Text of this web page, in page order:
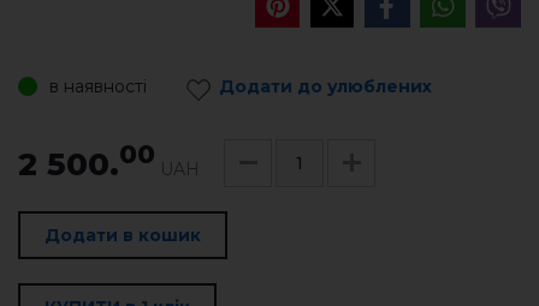
в наявності Додати до улюблених
2 500.00 UAH
Додати в кошик